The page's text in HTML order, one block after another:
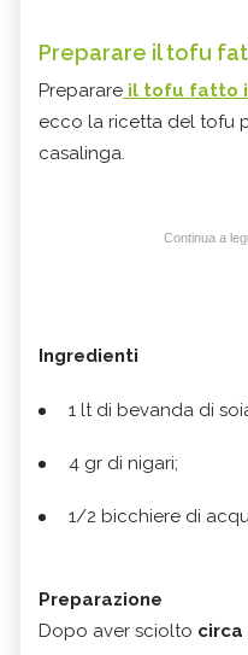
Preparare il tofu
Preparare il tofu fatto
ecco la ricetta del tofu
casalinga.
Continua a
Ingredienti
1 lt di bevanda di
4 gr di nigari;
1/2 bicchiere di
Preparazione
Dopo aver sciolto circa